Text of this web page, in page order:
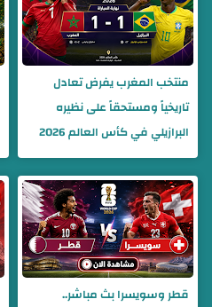
منتخب المغرب يفرض تعادل
تاريخياً ومستحقاً على نظيره
البرازيلي في كأس العالم 2026
قطر وسويسرا بث مباشر..